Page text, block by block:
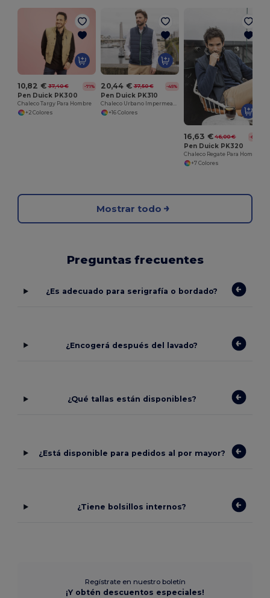
10,82 € 37,40 € -71%
Pen Duick PK300
Chaleco Targy Para Hombre
+2 Colores
20,44 € 37,50 € -45%
Pen Duick PK310
Chaleco Urbano Impermeable y Cortavientos
+16 Colores
16,63 € 46,00 € -64%
Pen Duick PK320
Chaleco Regate Para Hombre
+7 Colores
Mostrar todo
Preguntas frecuentes
¿Es adecuado para serigrafía o bordado?
¿Encogerá después del lavado?
¿Qué tallas están disponibles?
¿Está disponible para pedidos al por mayor?
¿Tiene bolsillos internos?
Regístrate en nuestro boletín
¡Y obtén descuentos especiales!